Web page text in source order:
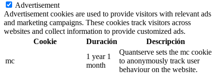
Advertisement
Advertisement cookies are used to provide visitors with relevant ads
and marketing campaigns. These cookies track visitors across
websites and collect information to provide customized ads.
Cookie
Duración Descripción
mc
1 year 1
month
Quantserve sets the mc cookie
to anonymously track user
behaviour on the website.